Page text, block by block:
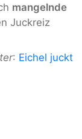
mangelnde
Juckreiz
: Eichel juckt